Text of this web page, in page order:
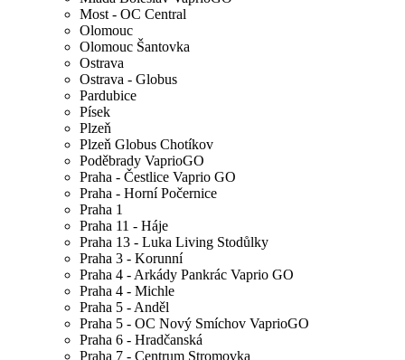
Most - OC Central
Olomouc
Olomouc Šantovka
Ostrava
Ostrava - Globus
Pardubice
Písek
Plzeň
Plzeň Globus Chotíkov
Poděbrady VaprioGO
Praha - Čestlice Vaprio GO
Praha - Horní Počernice
Praha 1
Praha 11 - Háje
Praha 13 - Luka Living Stodůlky
Praha 3 - Korunní
Praha 4 - Arkády Pankrác Vaprio GO
Praha 4 - Michle
Praha 5 - Anděl
Praha 5 - OC Nový Smíchov VaprioGO
Praha 6 - Hradčanská
Praha 7 - Centrum Stromovka